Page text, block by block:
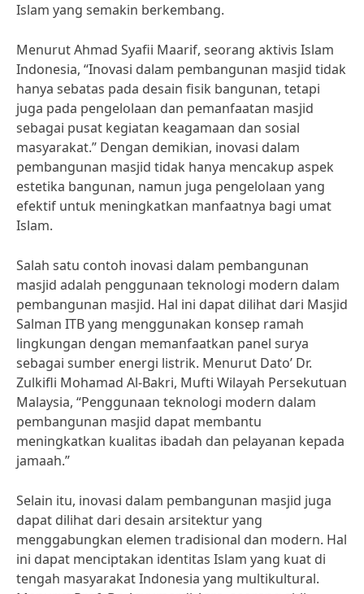
Islam yang semakin berkembang.
Menurut Ahmad Syafii Maarif, seorang aktivis Islam
Indonesia, “Inovasi dalam pembangunan masjid tidak
hanya sebatas pada desain fisik bangunan, tetapi
juga pada pengelolaan dan pemanfaatan masjid
sebagai pusat kegiatan keagamaan dan sosial
masyarakat.” Dengan demikian, inovasi dalam
pembangunan masjid tidak hanya mencakup aspek
estetika bangunan, namun juga pengelolaan yang
efektif untuk meningkatkan manfaatnya bagi umat
Islam.
Salah satu contoh inovasi dalam pembangunan
masjid adalah penggunaan teknologi modern dalam
pembangunan masjid. Hal ini dapat dilihat dari Masjid
Salman ITB yang menggunakan konsep ramah
lingkungan dengan memanfaatkan panel surya
sebagai sumber energi listrik. Menurut Dato’ Dr.
Zulkifli Mohamad Al-Bakri, Mufti Wilayah Persekutuan
Malaysia, “Penggunaan teknologi modern dalam
pembangunan masjid dapat membantu
meningkatkan kualitas ibadah dan pelayanan kepada
jamaah.”
Selain itu, inovasi dalam pembangunan masjid juga
dapat dilihat dari desain arsitektur yang
menggabungkan elemen tradisional dan modern. Hal
ini dapat menciptakan identitas Islam yang kuat di
tengah masyarakat Indonesia yang multikultural.